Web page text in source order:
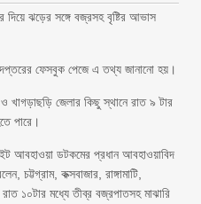
দিয়ে ঝড়ের সঙ্গে বজ্রসহ বৃষ্টির আভাস
ফেসবুক পেজে এ তথ্য জানানো হয়।
ও খাগড়াছড়ি জেলার কিছু স্থানে রাত ৯ টার
পারে।
আবহাওয়া ডটকমের প্রধান আবহাওয়াবিদ
কক্সবাজার, রাঙ্গামাটি,
রাত ১০টার মধ্যে তীব্র বজ্রপাতসহ মাঝারি